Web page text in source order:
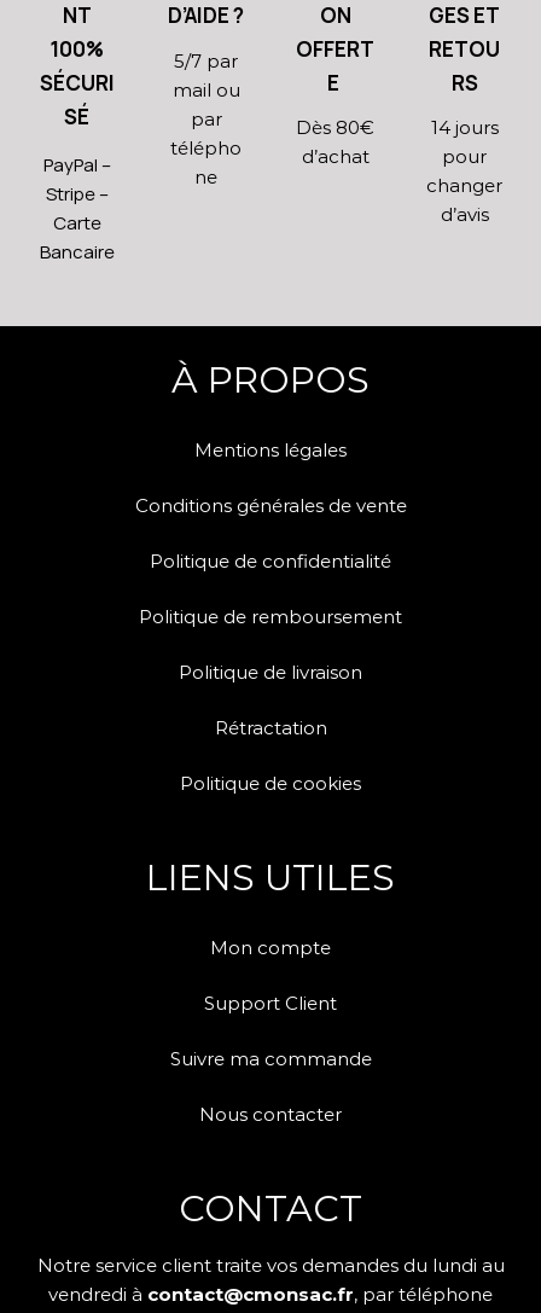
NT
100%
SÉCURI
SÉ
PayPal –
Stripe –
Carte
Bancaire
D’AIDE ?
5/7 par
mail ou
par
télépho
ne
ON
OFFERT
E
Dès 80€
d’achat
GES ET
RETOU
RS
14 jours
pour
changer
d’avis
À PROPOS
Mentions légales
Conditions générales de vente
Politique de confidentialité
Politique de remboursement
Politique de livraison
Rétractation
Politique de cookies
LIENS UTILES
Mon compte
Support Client
Suivre ma commande
Nous contacter
CONTACT
Notre service client traite vos demandes du lundi au
vendredi à contact@cmonsac.fr, par téléphone